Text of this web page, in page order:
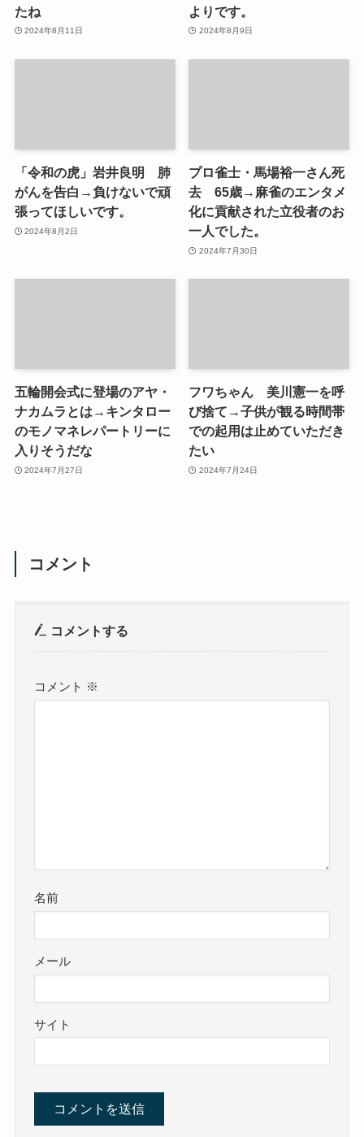
たね
2024年8月11日
よりです。
2024年8月9日
「令和の虎」岩井良明 肺
がんを告白→負けないで頑
張ってほしいです。
2024年8月2日
プロ雀士・馬場裕一さん死
去 65歳→麻雀のエンタメ
化に貢献された立役者のお
一人でした。
2024年7月30日
五輪開会式に登場のアヤ・
ナカムラとは→キンタロー
のモノマネレパートリーに
入りそうだな
2024年7月27日
フワちゃん 美川憲一を呼
び捨て→子供が観る時間帯
での起用は止めていただき
たい
2024年7月24日
コメント
コメントする
コメント ※
名前
メール
サイト